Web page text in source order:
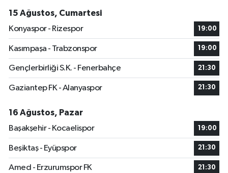
15 Ağustos, Cumartesi
Konyaspor - Rizespor
19:00
Kasımpaşa - Trabzonspor 19:00
Gençlerbirliği S.K. - Fenerbahçe 21:30
Gaziantep FK - Alanyaspor 21:30
16 Ağustos, Pazar
Başakşehir - Kocaelispor
19:00
Beşiktaş - Eyüpspor 21:30
Amed - Erzurumspor FK 21:30